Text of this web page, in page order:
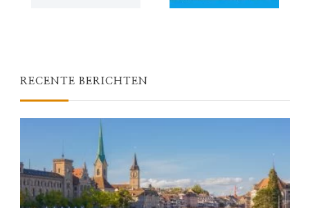
RECENTE BERICHTEN